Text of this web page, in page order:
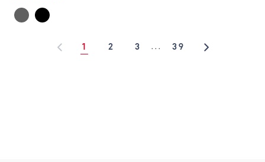
1 2 3 ... 39